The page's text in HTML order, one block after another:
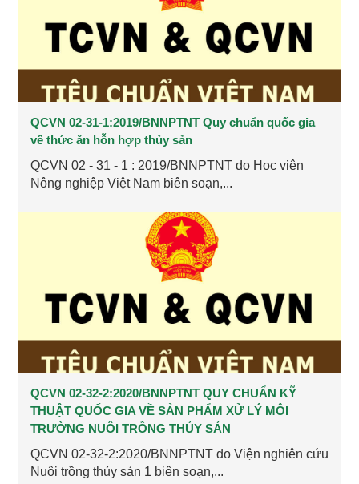
QCVN 02-31-1:2019/BNNPTNT Quy chuẩn quốc gia
về thức ăn hỗn hợp thủy sản
QCVN 02 - 31 - 1 : 2019/BNNPTNT do Học viện
Nông nghiệp Việt Nam biên soạn,...
QCVN 02-32-2:2020/BNNPTNT QUY CHUẨN KỸ
THUẬT QUỐC GIA VỀ SẢN PHẨM XỬ LÝ MÔI
TRƯỜNG NUÔI TRỒNG THỦY SẢN
QCVN 02-32-2:2020/BNNPTNT do Viện nghiên cứu
Nuôi trồng thủy sản 1 biên soạn,...